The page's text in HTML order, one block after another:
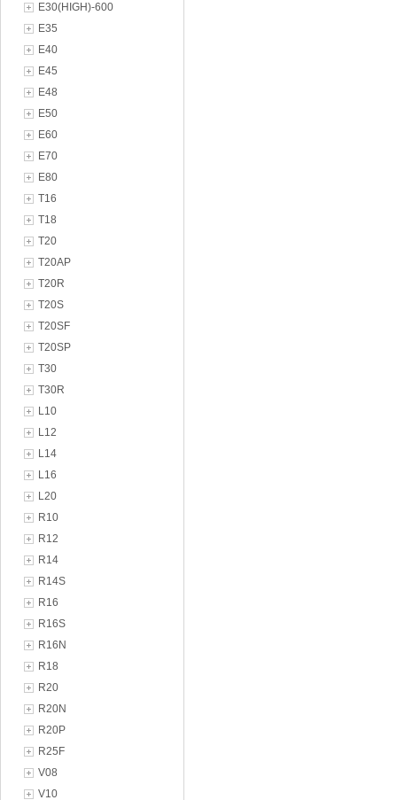
E30(HIGH)-600
E35
E40
E45
E48
E50
E60
E70
E80
T16
T18
T20
T20AP
T20R
T20S
T20SF
T20SP
T30
T30R
L10
L12
L14
L16
L20
R10
R12
R14
R14S
R16
R16S
R16N
R18
R20
R20N
R20P
R25F
V08
V10